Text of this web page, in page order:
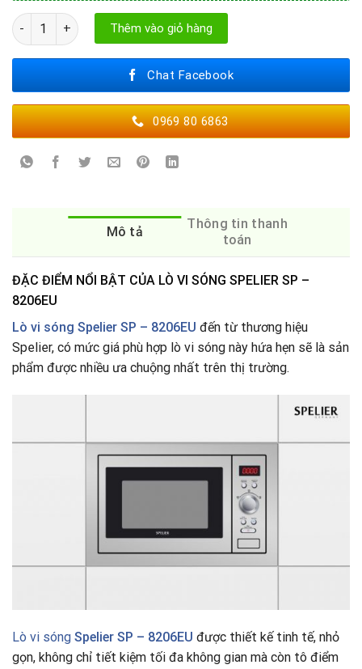
LÒ VI SÓNG SPELIER SP - 8206EU số lượng
Thêm vào giỏ hàng
Chat Facebook
0969 80 6863
Mô tả
Thông tin thanh
toán
ĐẶC ĐIỂM NỔI BẬT CỦA LÒ VI SÓNG SPELIER SP –
8206EU
Lò vi sóng Spelier SP – 8206EU đến từ thương hiệu
Spelier, có mức giá phù hợp lò vi sóng này hứa hẹn sẽ là sản
phẩm được nhiều ưa chuộng nhất trên thị trường.
Lò vi sóng Spelier SP – 8206EU được thiết kế tinh tế, nhỏ
gọn, không chỉ tiết kiệm tối đa không gian mà còn tô điểm